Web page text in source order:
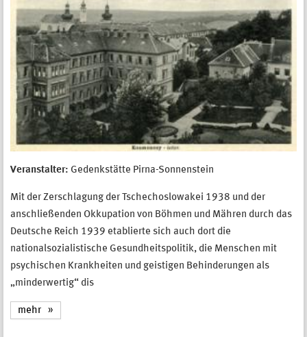
Veranstalter: Gedenkstätte Pirna-Sonnenstein
Mit der Zerschlagung der Tschechoslowakei 1938 und der
anschließenden Okkupation von Böhmen und Mähren durch das
Deutsche Reich 1939 etablierte sich auch dort die
nationalsozialistische Gesundheitspolitik, die Menschen mit
psychischen Krankheiten und geistigen Behinderungen als
„minderwertig“ dis
mehr